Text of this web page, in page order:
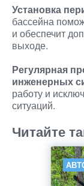
Установка
бассейна
и обеспечит
выходе.
Регулярная
инженерных
работу и
ситуаций.
Читайте